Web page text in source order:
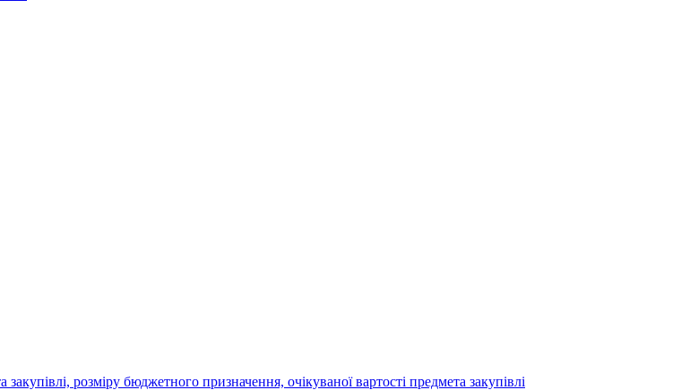
розміру бюджетного призначення, очікуваної вартості предмета закупівлі